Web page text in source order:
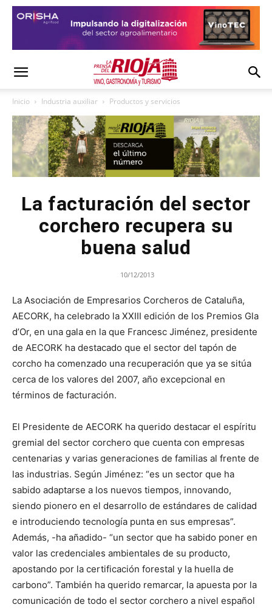
Inicio Industria auxiliar Productos y servicios
La facturación del sector
corchero recupera su
buena salud
10/12/2013
La Asociación de Empresarios Corcheros de Cataluña,
AECORK, ha celebrado la XXIII edición de los Premios Gla
d’Or, en una gala en la que Francesc Jiménez, presidente
de AECORK ha destacado que el sector del tapón de
corcho ha comenzado una recuperación que ya se sitúa
cerca de los valores del 2007, año excepcional en
términos de facturación.
El Presidente de AECORK ha querido destacar el espíritu
gremial del sector corchero que cuenta con empresas
centenarias y varias generaciones de familias al frente de
las industrias. Según Jiménez: “es un sector que ha
sabido adaptarse a los nuevos tiempos, innovando,
siendo pionero en el desarrollo de estándares de calidad
e introduciendo tecnología punta en sus empresas”.
Además, -ha añadido- “un sector que ha sabido poner en
valor las credenciales ambientales de su producto,
apostando por la certificación forestal y la huella de
carbono”. También ha querido remarcar, la apuesta por la
comunicación de todo el sector corchero a nivel español